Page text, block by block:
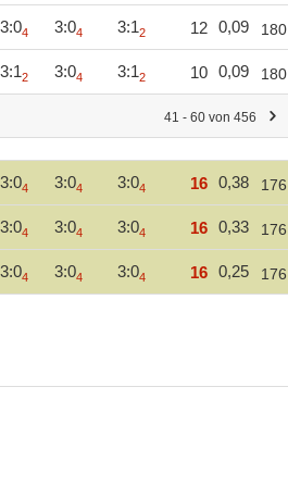
3:04 3:04 3:12 12 0,09 180
3:12 3:04 3:12 10 0,09 180
41 - 60 von 456
3:04 3:04 3:04 16 0,38 176
3:04 3:04 3:04 16 0,33 176
3:04 3:04 3:04 16 0,25 176